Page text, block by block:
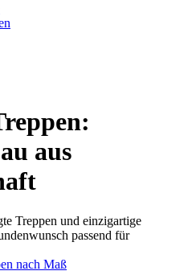
aus
Treppen und einzigartige
passend für
nach Maß